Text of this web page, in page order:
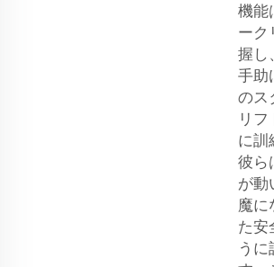
機能
ーク
握し
手助
のス
リ
に訓
彼ら
が動
魔に
た安
うに